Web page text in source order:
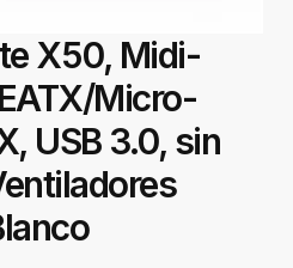
X50, Midi-
Micro-
USB 3.0, sin